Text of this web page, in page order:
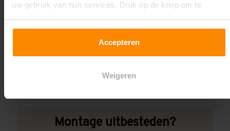
uw gebruik van hun services. Druk op de knop om te
Accepteren
Weigeren
draagkrachten? Speciale uitvoeringen? Onze
experts werken het graag uit! Maatwerk is onze
Contact met specialist
Montage uitbesteden?